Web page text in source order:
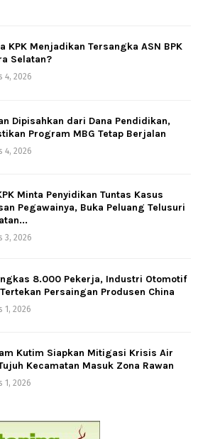
KPK Menjadikan Tersangka ASN BPK
Selatan?
4, 2026
Dipisahkan dari Dana Pendidikan,
Program MBG Tetap Berjalan
4, 2026
Minta Penyidikan Tuntas Kasus
Pegawainya, Buka Peluang Telusuri
3, 2026
8.000 Pekerja, Industri Otomotif
Persaingan Produsen China
1, 2026
Kutim Siapkan Mitigasi Krisis Air
Kecamatan Masuk Zona Rawan
1, 2026